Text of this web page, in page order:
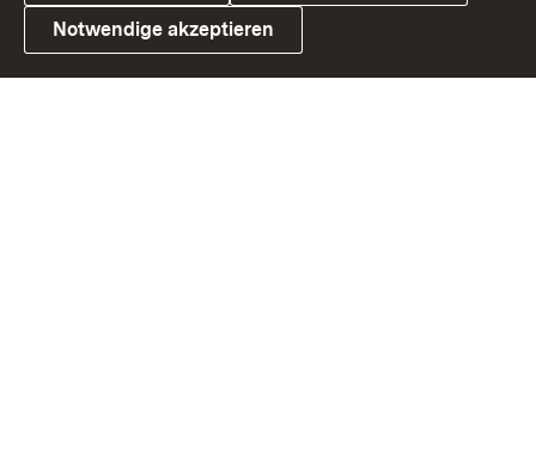
Link zum Landesportal
Notwendige akzeptieren